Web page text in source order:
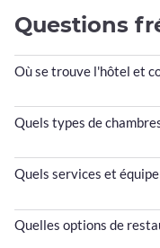
Questions
Où se trouve l'hôtel et
Quels types de
Quels services et
Quelles options de